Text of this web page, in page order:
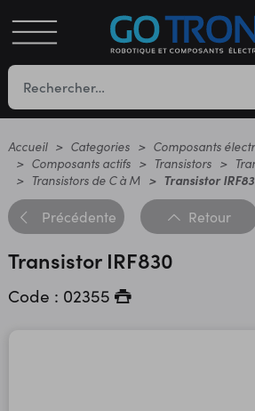
Accueil Categories
Composants
Composants actifs
Transistors
Transistors de C à M
Transistor
Précédente Retour
Transistor IRF830
Code : 02355